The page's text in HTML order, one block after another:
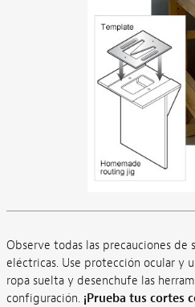
Observe todas las precauciones de
eléctricas. Use protección ocular y
ropa suelta y desenchufe las
configuración. ¡Prueba tus cortes